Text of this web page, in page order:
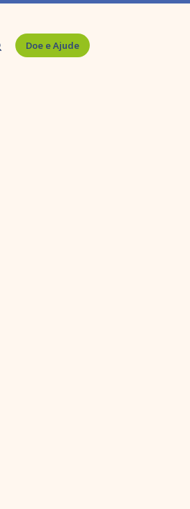
Doe e Ajude